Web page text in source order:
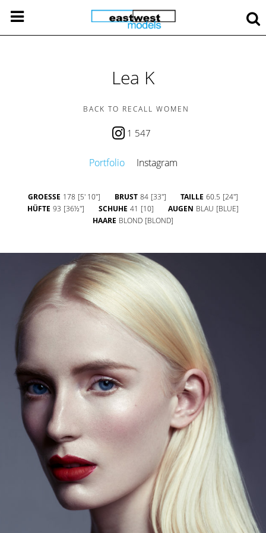
Lea K
BACK TO RECALL WOMEN
1 547
Portfolio Instagram
GROESSE 178 [5' 10''] BRUST 84 [33''] TAILLE 60.5 [24'']
HÜFTE 93 [36½''] SCHUHE 41 [10] AUGEN BLAU [BLUE]
HAARE BLOND [BLOND]